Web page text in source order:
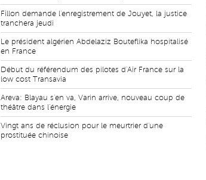
Fillon demande l'enregistrement de Jouyet, la justice
tranchera jeudi
Le président algérien Abdelaziz Bouteflika hospitalisé
en France
Début du référendum des pilotes d'Air France sur la
low cost Transavia
Areva: Blayau s'en va, Varin arrive, nouveau coup de
théâtre dans l'énergie
Vingt ans de réclusion pour le meurtrier d'une
prostituée chinoise